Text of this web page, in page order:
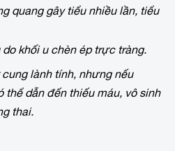
quang gây tiểu nhiều lần, tiểu
khối u chèn ép trực tràng.
lành tính, nhưng nếu
thể dẫn đến thiếu máu, vô sinh
thai.